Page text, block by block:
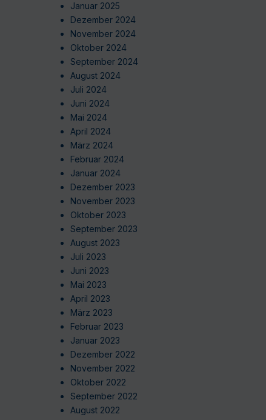
Januar 2025
Dezember 2024
November 2024
Oktober 2024
September 2024
August 2024
Juli 2024
Juni 2024
Mai 2024
April 2024
März 2024
Februar 2024
Januar 2024
Dezember 2023
November 2023
Oktober 2023
September 2023
August 2023
Juli 2023
Juni 2023
Mai 2023
April 2023
März 2023
Februar 2023
Januar 2023
Dezember 2022
November 2022
Oktober 2022
September 2022
August 2022